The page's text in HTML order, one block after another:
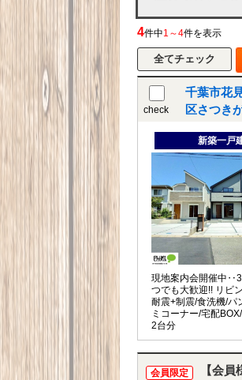
4件中1～4件を表示
check
千葉市花
区さつき
新築一戸
現地案内会開催中
つでも大歓迎!! リビ
耐震+制震/食洗機/パ
ミコーナー/宅配
2台分
会員限定 【会員